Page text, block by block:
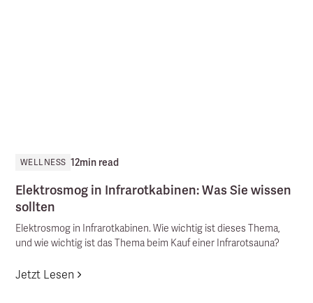
WELLNESS 12min read
Elektrosmog in Infrarotkabinen: Was Sie wissen
sollten
Elektrosmog in Infrarotkabinen. Wie wichtig ist dieses Thema,
und wie wichtig ist das Thema beim Kauf einer Infrarotsauna?
Jetzt Lesen